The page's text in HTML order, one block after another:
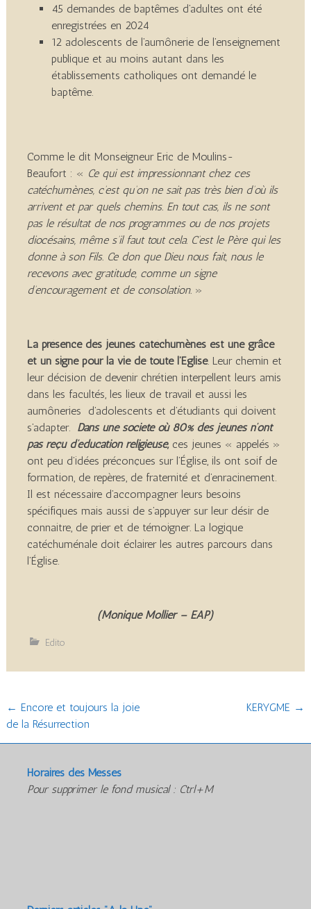
45 demandes de baptêmes d’adultes ont été
enregistrées en 2024
12 adolescents de l’aumônerie de l’enseignement
publique et au moins autant dans les
établissements catholiques ont demandé le
baptême.
Comme le dit Monseigneur Eric de Moulins-
Beaufort : « Ce qui est impressionnant chez ces
catéchumènes, c’est qu’on ne sait pas très bien d’où ils
arrivent et par quels chemins. En tout cas, ils ne sont
pas le résultat de nos programmes ou de nos projets
diocésains, même s’il faut tout cela. C’est le Père qui les
donne à son Fils. Ce don que Dieu nous fait, nous le
recevons avec gratitude, comme un signe
d’encouragement et de consolation.»
La présence des jeunes catéchumènes est une grâce
et un signe pour la vie de toute l’Église. Leur chemin et
leur décision de devenir chrétien interpellent leurs amis
dans les facultés, les lieux de travail et aussi les
aumôneries d’adolescents et d’étudiants qui doivent
s’adapter. Dans une société où 80% des jeunes n’ont
pas reçu d’éducation religieuse, ces jeunes « appelés »
ont peu d’idées préconçues sur l’Église, ils ont soif de
formation, de repères, de fraternité et d’enracinement.
Il est nécessaire d’accompagner leurs besoins
spécifiques mais aussi de s’appuyer sur leur désir de
connaitre, de prier et de témoigner. La logique
catéchuménale doit éclairer les autres parcours dans
l’Église.
(Monique Mollier – EAP)
Edito
Post
navigation
← Encore et toujours la joie
de la Résurrection
KERYGME →
Horaires des Messes
Pour supprimer le fond musical : Ctrl+M